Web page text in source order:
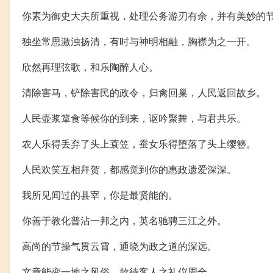
你素为御史大夫所重视，处理公务游刃有余，并有美妙的
独坐常思激浊扬清，有时与神明相融，胸襟为之一开。
欣然再理弦歌，和乐陶醉人心。
清除害马，铲除害民的政令，归禽回巢，人民返回故乡。
人民壶浆箪食等候你的到来，讴吟聚舞，与君共乐。
农人乐得丢弃了头上蓑笠，蚕女乐得堕落了头上缨簪。
人民欢笑互相拜贺，都感觉到你的惠政遗爱深深。
我所见闻过的县宰，你是最贤能的。
你善于教化普沾一邦之内，英名驰骋三江之外。
高尚的节操气贯云霄，通晓为政之道的深远。